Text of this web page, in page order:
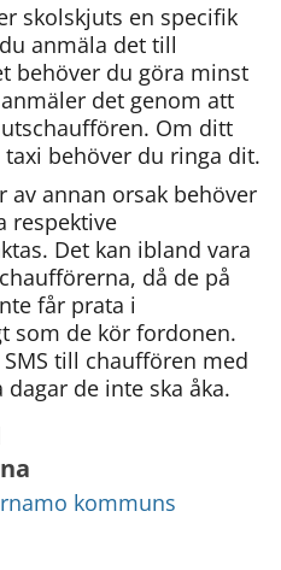
skolskjuts en specifik
anmäla det till
behöver du göra minst
det genom att
Om ditt
behöver du ringa dit.
annan orsak behöver
respektive
Det kan ibland vara
då de på
får prata i
som de kör fordonen.
till chauffören med
de inte ska åka.
kommuns